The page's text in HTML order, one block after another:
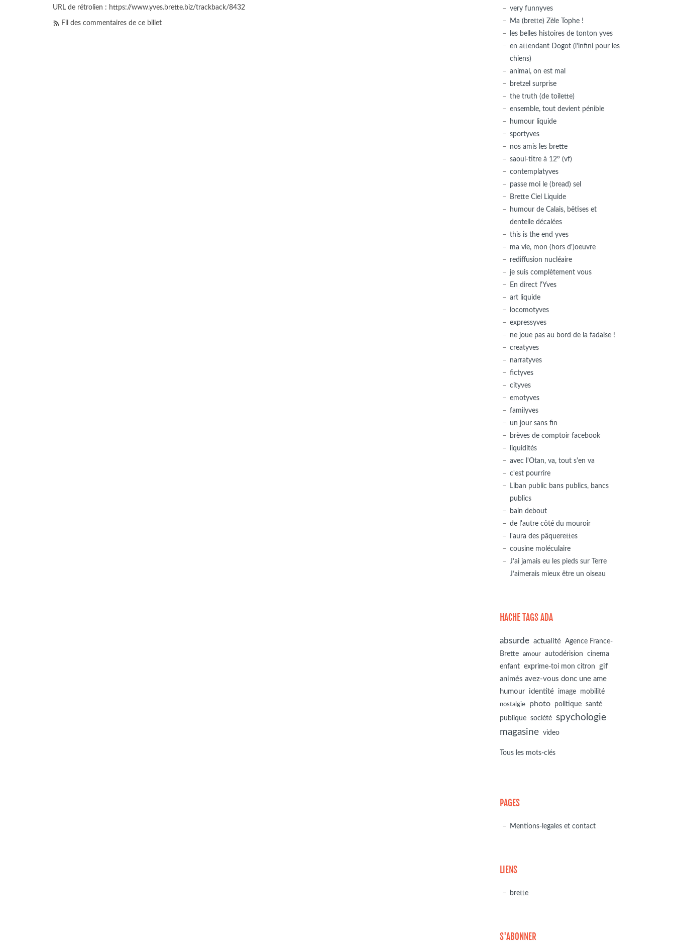
URL de rétrolien : https://www.yves.brette.biz/trackback/8432
Fil des commentaires de ce billet
very funnyves
Ma (brette) Zèle Tophe !
les belles histoires de tonton yves
en attendant Dogot (l'infini pour les
chiens)
animal, on est mal
bretzel surprise
the truth (de toilette)
ensemble, tout devient pénible
humour liquide
sportyves
nos amis les brette
saoul-titre à 12° (vf)
contemplatyves
passe moi le (bread) sel
Brette Ciel Liquide
humour de Calais, bêtises et
dentelle décalées
this is the end yves
ma vie, mon (hors d')oeuvre
rediffusion nucléaire
je suis complètement vous
En direct l'Yves
art liquide
locomotyves
expressyves
ne joue pas au bord de la fadaise !
creatyves
narratyves
fictyves
cityves
emotyves
familyves
un jour sans fin
brèves de comptoir facebook
liquidités
avec l'Otan, va, tout s'en va
c'est pourrire
Liban public bans publics, bancs
publics
bain debout
de l'autre côté du mouroir
l'aura des pâquerettes
cousine moléculaire
J’ai jamais eu les pieds sur Terre
J’aimerais mieux être un oiseau
HACHE TAGS ADA
absurde actualité Agence France-
Brette
amour autodérision
cinema
enfant exprime-toi mon citron
gif
animés avez-vous donc une ame
humour identité image mobilité
nostalgie photo politique santé
publique société spychologie
magasine video
Tous les mots-clés
PAGES
Mentions-legales et contact
LIENS
brette
S'ABONNER